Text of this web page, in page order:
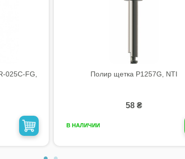
025C-FG,
Полир щетка P1257G, NTI
58 ₴
В НАЛИЧИИ